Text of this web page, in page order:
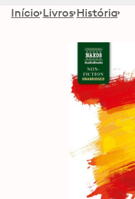
Início Livros História